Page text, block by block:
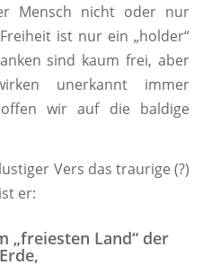
Mensch nicht oder nur
ist nur ein „holder“
sind kaum frei, aber
unerkannt immer
wir auf die baldige
Vers das traurige (?)
er:
„freiesten Land“ der
Erde,